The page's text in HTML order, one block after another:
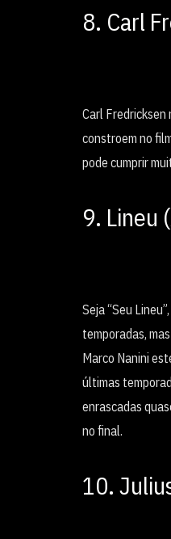
8. Carl
Carl Fredricksen
constroem no
pode cumprir
9. Lineu
Seja “Seu
temporadas,
Marco Nanini
últimas
enrascadas
no final.
10.